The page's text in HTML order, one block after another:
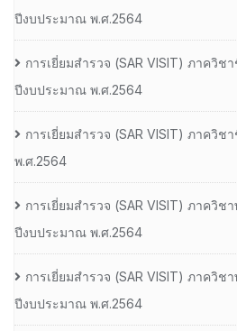
ปีงบประมาณ พ.ศ.2564
การเยี่ยมสํารวจ (SAR VISIT) ภาควิช
ปีงบประมาณ พ.ศ.2564
การเยี่ยมสํารวจ (SAR VISIT) ภาควิ
พ.ศ.2564
การเยี่ยมสํารวจ (SAR VISIT) ภาควิ
ปีงบประมาณ พ.ศ.2564
การเยี่ยมสํารวจ (SAR VISIT) ภาควิช
ปีงบประมาณ พ.ศ.2564